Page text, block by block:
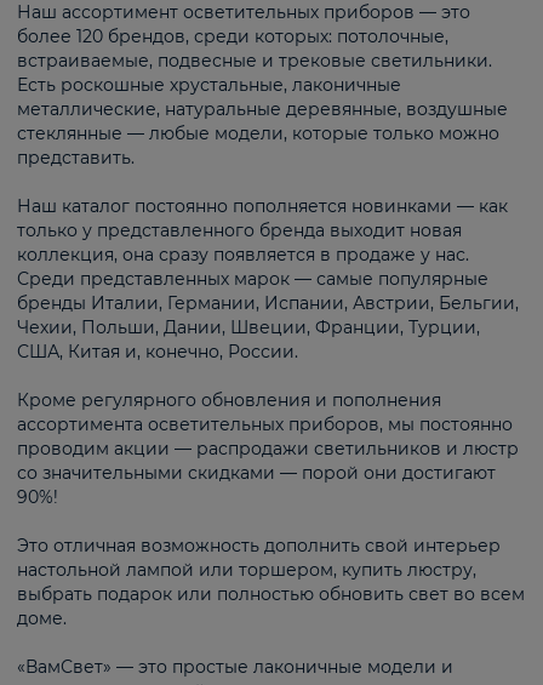
Наш ассортимент осветительных приборов — это
более 120 брендов, среди которых: потолочные,
встраиваемые, подвесные и трековые светильники.
Есть роскошные хрустальные, лаконичные
металлические, натуральные деревянные, воздушные
стеклянные — любые модели, которые только можно
представить.
Наш каталог постоянно пополняется новинками — как
только у представленного бренда выходит новая
коллекция, она сразу появляется в продаже у нас.
Среди представленных марок — самые популярные
бренды Италии, Германии, Испании, Австрии, Бельгии,
Чехии, Польши, Дании, Швеции, Франции, Турции,
США, Китая и, конечно, России.
Кроме регулярного обновления и пополнения
ассортимента осветительных приборов, мы постоянно
проводим акции — распродажи светильников и люстр
со значительными скидками — порой они достигают
90%!
Это отличная возможность дополнить свой интерьер
настольной лампой или торшером, купить люстру,
выбрать подарок или полностью обновить свет во всем
доме.
«ВамСвет» — это простые лаконичные модели и